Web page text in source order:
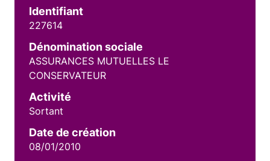
Identifiant
227614
Dénomination sociale
ASSURANCES MUTUELLES LE
CONSERVATEUR
Activité
Sortant
Date de création
08/01/2010